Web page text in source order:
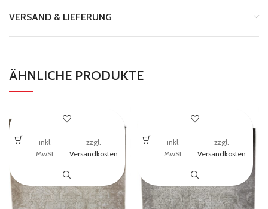
VERSAND & LIEFERUNG
ÄHNLICHE PRODUKTE
inkl.
MwSt.
zzgl.
Versandkosten
inkl.
MwSt.
zzgl.
Versandkosten